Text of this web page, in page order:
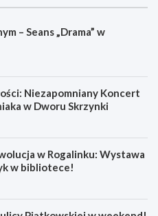
– Seans „Drama” w
Niezapomniany Koncert
w Dworu Skrzynki
w Rogalinku: Wystawa
w bibliotece!